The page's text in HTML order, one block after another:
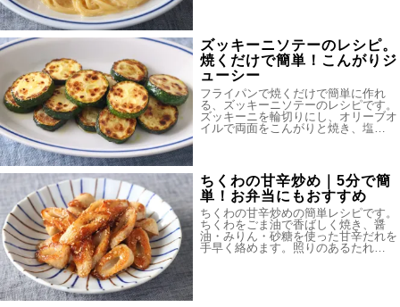
ズッキーニソテーのレシピ。
焼くだけで簡単！こんがりジ
ューシー
フライパンで焼くだけで簡単に作れ
る、ズッキーニソテーのレシピです。
ズッキーニを輪切りにし、オリーブオ
イルで両面をこんがりと焼き、塩…
ちくわの甘辛炒め｜5分で簡
単！お弁当にもおすすめ
ちくわの甘辛炒めの簡単レシピです。
ちくわをごま油で香ばしく焼き、醤
油・みりん・砂糖を使った甘辛だれを
手早く絡めます。照りのあるたれ…